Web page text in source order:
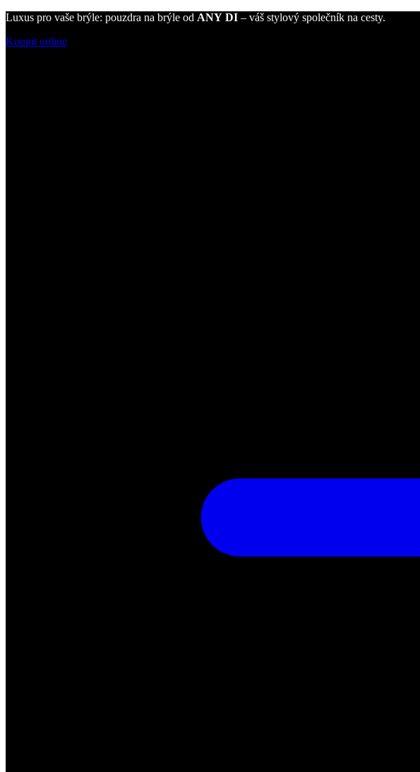
Luxus pro vaše brýle: pouzdra na brýle od ANY DI – váš stylový společník na cesty.
Koupit online